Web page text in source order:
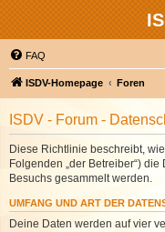
FAQ
ISDV-Homepage Foren
ISDV - Forum -
Diese Richtlinie beschreibt, wie
Folgenden „der Betreiber“)
Besuchs gesammelt werden.
UMFANG UND ART DER
Deine Daten werden auf vier